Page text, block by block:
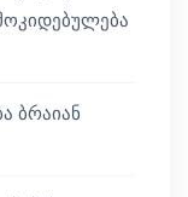
ბრაიან